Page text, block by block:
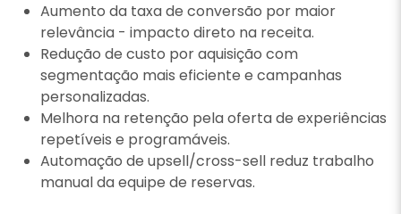
Aumento da taxa de conversão por maior
relevância - impacto direto na receita.
Redução de custo por aquisição com
segmentação mais eficiente e campanhas
personalizadas.
Melhora na retenção pela oferta de experiências
repetíveis e programáveis.
Automação de upsell/cross-sell reduz trabalho
manual da equipe de reservas.